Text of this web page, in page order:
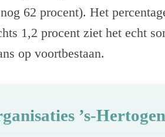
62 procent). Het
1,2 procent ziet het echt
op voortbestaan.
’s-